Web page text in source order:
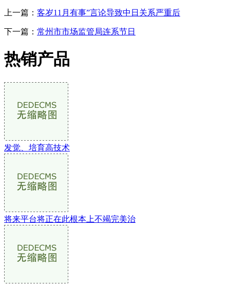
上一篇： 客岁11月有事”言论导致中日关系严重后
下一篇： 常州市市场监管局连系节日
热销产品
发觉、培育高技术
将来平台将正在此根本上不竭完美治